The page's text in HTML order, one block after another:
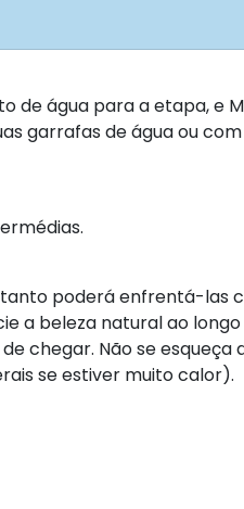
de água para a etapa, e
garrafas de água ou
poderá enfrentá-las
a beleza natural ao
chegar. Não se esqueça
se estiver muito calor).